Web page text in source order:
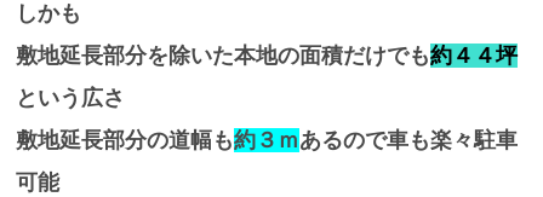
しかも
敷地延長部分を除いた本地の面積だけでも約４４坪
という広さ
敷地延長部分の道幅も約３ｍあるので車も楽々駐車
可能